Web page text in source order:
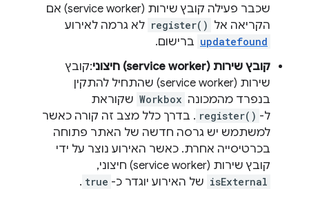
שכבר פעילה קובץ שירות (service worker) אם
הקריאה אל register() לא גרמה לאירוע
updatefound ברישום.
קובץ שירות (service worker) חיצוני
:קובץ
שירות (service worker) שהתחיל להתקין
בנפרד מהמכונה Workbox שקוראת
ל- register() . בדרך כלל מצב זה קורה כאשר
למשתמש יש גרסה חדשה של האתר פתוחה
בכרטיסייה אחרת. כאשר האירוע נוצר על ידי
קובץ שירות (service worker) חיצוני,
isExternal של האירוע יוגדר כ- true
.